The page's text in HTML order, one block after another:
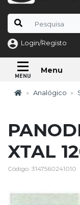
Login/Registo
Menu
Analógico
XTAL
Código: 3147560241010